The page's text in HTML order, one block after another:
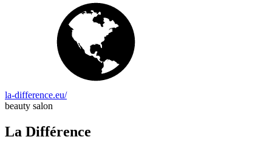
la-difference.eu/
beauty salon
La Différence